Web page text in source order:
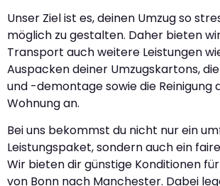
Unser Ziel ist es, deinen Umzug so
möglich zu gestalten. Daher bieten
Transport auch weitere Leistungen
Auspacken deiner Umzugskartons,
und -demontage sowie die Reinigung
Wohnung an.
Bei uns bekommst du nicht nur ein
Leistungspaket, sondern auch ein
Wir bieten dir günstige Konditionen
von Bonn nach Manchester. Dabei